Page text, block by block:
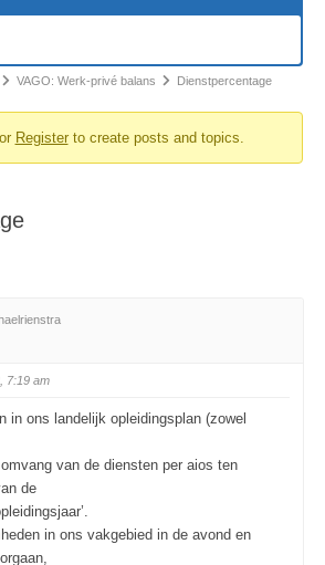
VAGO: Werk-privé balans Dienstpercentage
Registerto create posts and topics.
7:19 am
in ons landelijk opleidingsplan (zowel
van de diensten per aios ten
de
in ons vakgebied in de avond en